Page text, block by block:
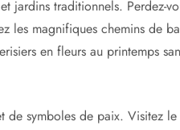
Japon qui ne feront pas